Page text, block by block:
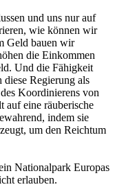
und uns nur auf
wie können wir
Geld bauen wir
die Einkommen
Und die Fähigkeit
Regierung als
Koordinierens von
auf eine räuberische
indem sie
um den Reichtum
Nationalpark Europas
erlauben.